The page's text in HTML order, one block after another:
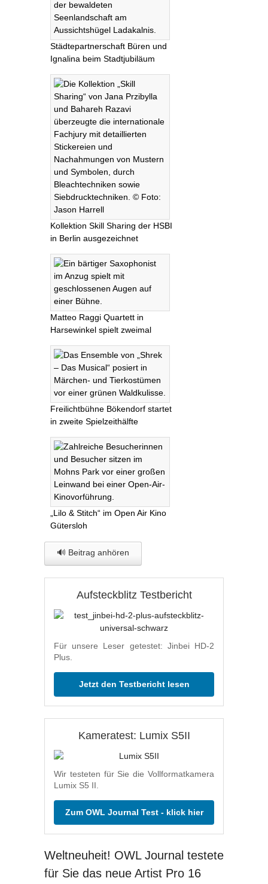
Städtepartnerschaft Büren und
Ignalina beim Stadtjubiläum
Kollektion Skill Sharing der HSBI
in Berlin ausgezeichnet
Matteo Raggi Quartett in
Harsewinkel spielt zweimal
Freilichtbühne Bökendorf startet
in zweite Spielzeithälfte
„Lilo & Stitch“ im Open Air Kino
Gütersloh
🔊 Beitrag anhören
Aufsteckblitz Testbericht
Für unsere Leser getestet: Jinbei HD-2
Plus.
Jetzt den Testbericht lesen
Kameratest: Lumix S5II
Wir testeten für Sie die Vollformatkamera
Lumix S5 II.
Zum OWL Journal Test - klick hier
Weltneuheit! OWL Journal testete
für Sie das neue Artist Pro 16